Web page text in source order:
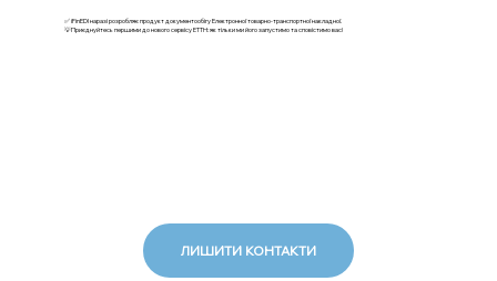
✅ iFinEDI наразі розробляє продукт документообігу Електронної товарно-транспортної накладної.
💡Приєднуйтесь першими до нового сервісу ЕТТН: як тільки ми його запустимо та сповістимо вас!
ЛИШИТИ КОНТАКТИ